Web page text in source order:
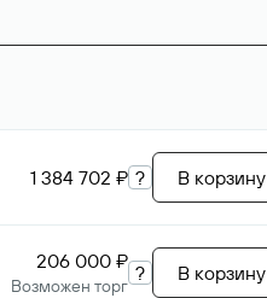
1 384 702 ₽ ? В корзину
206 000 ₽
Возможен торг
? В корзину